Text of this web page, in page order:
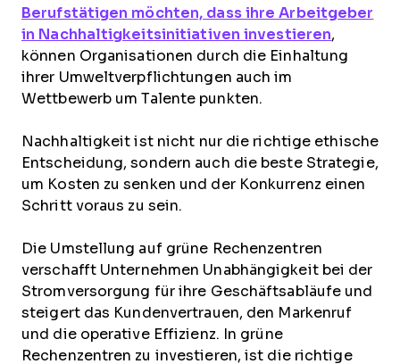
Berufstätigen möchten, dass ihre Arbeitgeber
in Nachhaltigkeitsinitiativen investieren,
können Organisationen durch die Einhaltung
ihrer Umweltverpflichtungen auch im
Wettbewerb um Talente punkten.
Nachhaltigkeit ist nicht nur die richtige ethische
Entscheidung, sondern auch die beste Strategie,
um Kosten zu senken und der Konkurrenz einen
Schritt voraus zu sein.
Die Umstellung auf grüne Rechenzentren
verschafft Unternehmen Unabhängigkeit bei der
Stromversorgung für ihre Geschäftsabläufe und
steigert das Kundenvertrauen, den Markenruf
und die operative Effizienz. In grüne
Rechenzentren zu investieren, ist die richtige